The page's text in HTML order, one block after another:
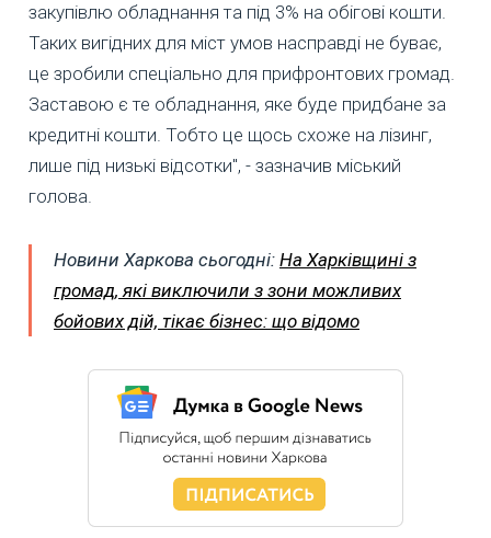
закупівлю обладнання та під 3% на обігові кошти.
Таких вигідних для міст умов насправді не буває,
це зробили спеціально для прифронтових громад.
Заставою є те обладнання, яке буде придбане за
кредитні кошти. Тобто це щось схоже на лізинг,
лише під низькі відсотки", - зазначив міський
голова.
Новини Харкова сьогодні: На Харківщині з
громад, які виключили з зони можливих
бойових дій, тікає бізнес: що відомо